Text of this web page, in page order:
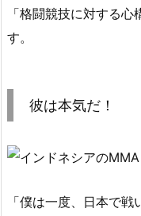
「格闘競技に対する
す。
彼は本気だ！
「僕は一度、日本で